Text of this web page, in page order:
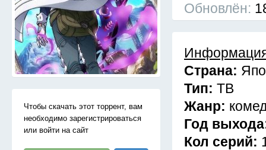
Чтобы скачать этот торрент, вам
необходимо зарегистрироваться
или войти на сайт
Обновлён:
Страна:
Тип: ТВ
Жанр:
Год
Кол серий: